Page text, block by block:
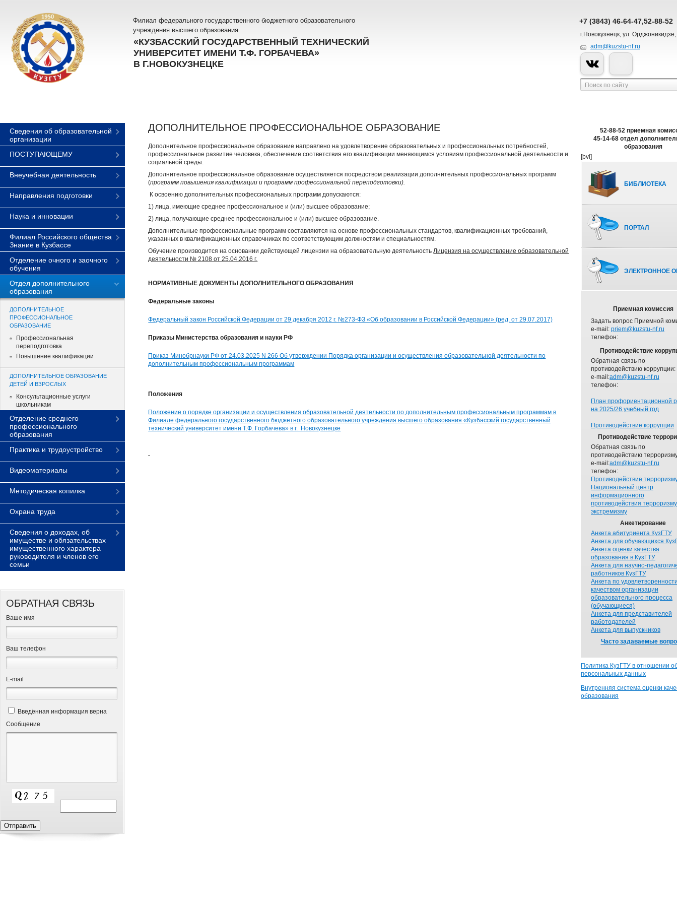
Филиал федерального государственного бюджетного образовательного
учреждения высшего образования
«КУЗБАССКИЙ ГОСУДАРСТВЕННЫЙ ТЕХНИЧЕСКИЙ
УНИВЕРСИТЕТ ИМЕНИ Т.Ф. ГОРБАЧЕВА»
В Г.НОВОКУЗНЕЦКЕ
+7 (3843) 46-64-47,52-88-52
г.Новокузнецк, ул.
adm@kuzstu-nf.ru
Сведения об образовательной
организации
ПОСТУПАЮЩЕМУ
Внеучебная деятельность
Направления подготовки
Наука и инновации
Филиал Российского общества
Знание в Кузбассе
Отделение очного и заочного
обучения
Отдел дополнительного
образования
ДОПОЛНИТЕЛЬНОЕ
ПРОФЕССИОНАЛЬНОЕ
ОБРАЗОВАНИЕ
Профессиональная
переподготовка
Повышение квалификации
ДОПОЛНИТЕЛЬНОЕ ОБРАЗОВАНИЕ
ДЕТЕЙ И ВЗРОСЛЫХ
Консультационные услуги
школьникам
Отделение среднего
профессионального
образования
Практика и трудоустройство
Видеоматериалы
Методическая копилка
Охрана труда
Сведения о доходах, об
имуществе и обязательствах
имущественного характера
руководителя и членов его
семьи
ОБРАТНАЯ СВЯЗЬ
Ваше имя
Ваш телефон
Е-mail
Введённая информация верна
Сообщение
52-88-52 приемная
45-14-68 отдел
образования
[bvi]
БИБЛИОТЕКА
ПОРТАЛ
ЭЛЕКТРОННОЕ
Приемная комиссия
Задать вопрос Приемной
e-mail: priem@kuzstu-nf.ru
телефон:
Противодействие
Обратная связь по
противодействию коррупции:
e-mail:adm@kuzstu-nf.ru
телефон:
План профориентационной
на 2025/26 учебный год
Противодействие коррупции
Противодействие
Обратная связь по
противодействию
e-mail:adm@kuzstu-nf.ru
телефон:
Противодействие
Национальный центр
информационного
противодействия
экстремизму
Анкетирование
Анкета абитуриента КузГТУ
Анкета для обучающихся
Анкета оценки качества
образования в КузГТУ
Анкета для научно-
работников КузГТУ
Анкета по
качеством организации
образовательного процесса
(обучающиеся)
Анкета для представителей
работодателей
Анкета для выпускников
Часто задаваемые
Политика КузГТУ в отношении
персональных данных
Внутренняя система оценки
образования
ДОПОЛНИТЕЛЬНОЕ ПРОФЕССИОНАЛЬНОЕ ОБРАЗОВАНИЕ
Дополнительное профессиональное образование направлено на удовлетворение образовательных и профессиональных потребностей,
профессиональное развитие человека, обеспечение соответствия его квалификации меняющимся условиям профессиональной деятельности и
социальной среды.
Дополнительное профессиональное образование осуществляется посредством реализации дополнительных профессиональных программ
(программ повышения квалификации и программ профессиональной переподготовки).
К освоению дополнительных профессиональных программ допускаются:
1) лица, имеющие среднее профессиональное и (или) высшее образование;
2) лица, получающие среднее профессиональное и (или) высшее образование.
Дополнительные профессиональные программ составляются на основе профессиональных стандартов, квалификационных требований,
указанных в квалификационных справочниках по соответствующим должностям и специальностям.
Обучение производится на основании действующей лицензии на образовательную деятельностьЛицензия на осуществление образовательной
деятельности № 2108 от 25.04.2016 г.
НОРМАТИВНЫЕ ДОКУМЕНТЫ ДОПОЛНИТЕЛЬНОГО ОБРАЗОВАНИЯ
Федеральные законы
Федеральный закон Российской Федерации от 29 декабря 2012 г. №273-ФЗ «Об образовании в Российской Федерации» (ред. от 29.07.2017)
Приказы Министерства образования и науки РФ
Приказ Минобрнауки РФ от 24.03.2025 N 266 Об утверждении Порядка организации и осуществления образовательной деятельности по
дополнительным профессиональным программам
Положения
Положение о порядке организации и осуществления образовательной деятельности по дополнительным профессиональным программам в
Филиале федерального государственного бюджетного образовательного учреждения высшего образования «Кузбасский государственный
технический университет имени Т.Ф. Горбачева» в г. Новокузнецке